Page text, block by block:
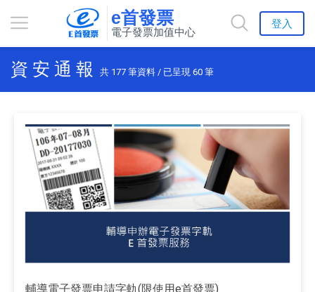
e首發票
電子發票加值中心
登入
資 安 通 報 共 177 筆資料 / 已呈現 60 筆
輔導電子發票申請字軌(限使用e首發票)